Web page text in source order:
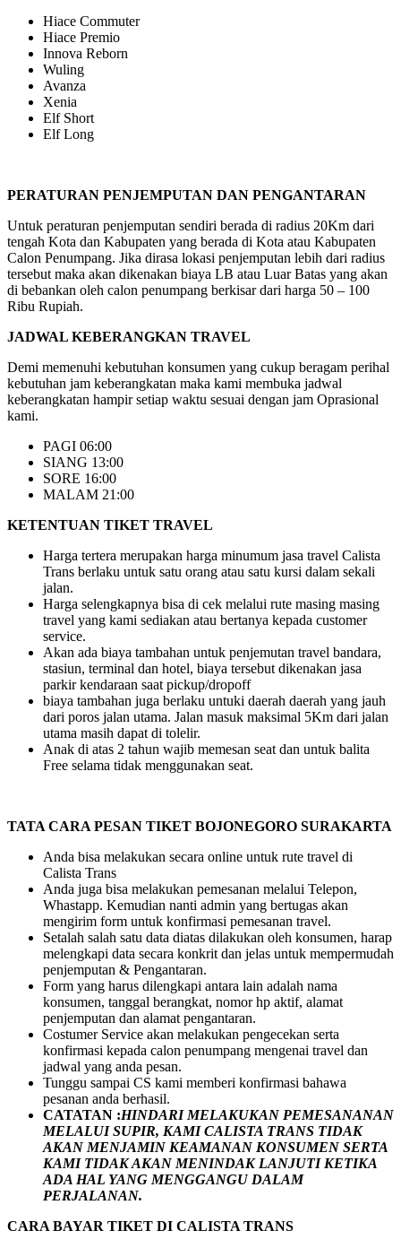
Hiace Commuter
Hiace Premio
Innova Reborn
Wuling
Avanza
Xenia
Elf Short
Elf Long
PERATURAN PENJEMPUTAN DAN PENGANTARAN
Untuk peraturan penjemputan sendiri berada di radius 20Km dari
tengah Kota dan Kabupaten yang berada di Kota atau Kabupaten
Calon Penumpang. Jika dirasa lokasi penjemputan lebih dari radius
tersebut maka akan dikenakan biaya LB atau Luar Batas yang akan
di bebankan oleh calon penumpang berkisar dari harga 50 – 100
Ribu Rupiah.
JADWAL KEBERANGKAN TRAVEL
Demi memenuhi kebutuhan konsumen yang cukup beragam perihal
kebutuhan jam keberangkatan maka kami membuka jadwal
keberangkatan hampir setiap waktu sesuai dengan jam Oprasional
kami.
PAGI 06:00
SIANG 13:00
SORE 16:00
MALAM 21:00
KETENTUAN TIKET TRAVEL
Harga tertera merupakan harga minumum jasa travel Calista
Trans berlaku untuk satu orang atau satu kursi dalam sekali
jalan.
Harga selengkapnya bisa di cek melalui rute masing masing
travel yang kami sediakan atau bertanya kepada customer
service.
Akan ada biaya tambahan untuk penjemutan travel bandara,
stasiun, terminal dan hotel, biaya tersebut dikenakan jasa
parkir kendaraan saat pickup/dropoff
biaya tambahan juga berlaku untuki daerah daerah yang jauh
dari poros jalan utama. Jalan masuk maksimal 5Km dari jalan
utama masih dapat di tolelir.
Anak di atas 2 tahun wajib memesan seat dan untuk balita
Free selama tidak menggunakan seat.
TATA CARA PESAN TIKET BOJONEGORO SURAKARTA
Anda bisa melakukan secara online untuk rute travel di
Calista Trans
Anda juga bisa melakukan pemesanan melalui Telepon,
Whastapp. Kemudian nanti admin yang bertugas akan
mengirim form untuk konfirmasi pemesanan travel.
Setalah salah satu data diatas dilakukan oleh konsumen, harap
melengkapi data secara konkrit dan jelas untuk mempermudah
penjemputan & Pengantaran.
Form yang harus dilengkapi antara lain adalah nama
konsumen, tanggal berangkat, nomor hp aktif, alamat
penjemputan dan alamat pengantaran.
Costumer Service akan melakukan pengecekan serta
konfirmasi kepada calon penumpang mengenai travel dan
jadwal yang anda pesan.
Tunggu sampai CS kami memberi konfirmasi bahawa
pesanan anda berhasil.
CATATAN :HINDARI MELAKUKAN PEMESANANAN
MELALUI SUPIR, KAMICALISTA TRANS TIDAK
AKAN MENJAMIN KEAMANAN KONSUMEN SERTA
KAMI TIDAK AKAN MENINDAK LANJUTI KETIKA
ADA HAL YANG MENGGANGU DALAM
PERJALANAN.
CARA BAYAR TIKET DI CALISTA TRANS